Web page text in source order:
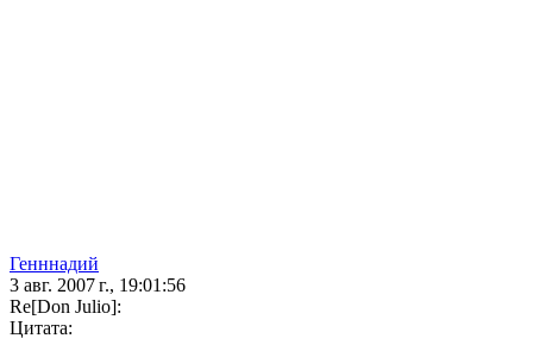
Генннадий
3 авг. 2007 г., 19:01:56
Re[Don Julio]:
Цитата: